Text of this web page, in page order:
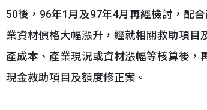
50後，96年1月及97年4月再經檢討，配
業資材價格大幅漲升，經就相關救助項目
產成本、產業現況或資材漲幅等核算後
現金救助項目及額度修正案。